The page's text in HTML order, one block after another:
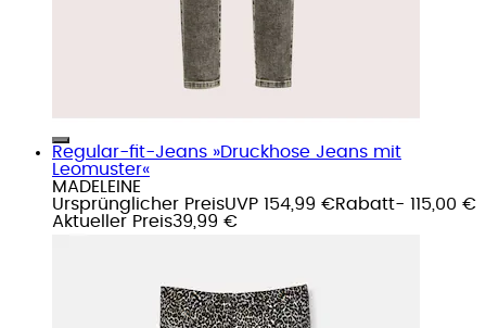
Regular-fit-Jeans »Druckhose Jeans mit
Leomuster«
MADELEINE
Ursprünglicher PreisUVP 154,99 €Rabatt- 115,00 €
Aktueller Preis39,99 €